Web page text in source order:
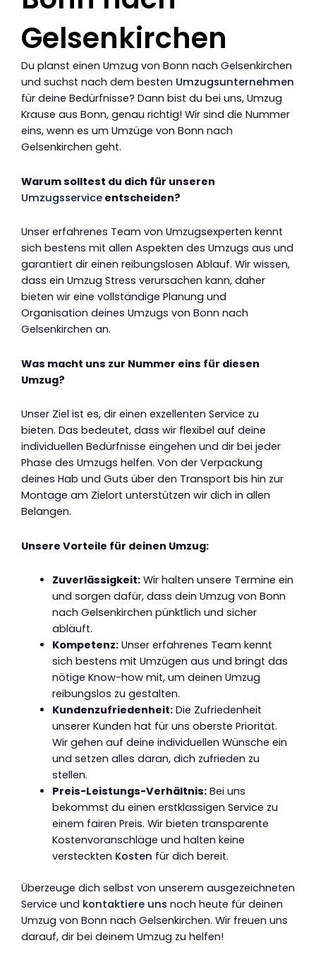
Gelsenkirchen
Du planst einen Umzug von Bonn nach Gelsenkirchen
und suchst nach dem besten Umzugsunternehmen
für deine Bedürfnisse? Dann bist du bei uns, Umzug
Krause aus Bonn, genau richtig! Wir sind die Nummer
eins, wenn es um Umzüge von Bonn nach
Gelsenkirchen geht.
Warum solltest du dich für unseren
Umzugsservice entscheiden?
Unser erfahrenes Team von Umzugsexperten kennt
sich bestens mit allen Aspekten des Umzugs aus und
garantiert dir einen reibungslosen Ablauf. Wir wissen,
dass ein Umzug Stress verursachen kann, daher
bieten wir eine vollständige Planung und
Organisation deines Umzugs von Bonn nach
Gelsenkirchen an.
Was macht uns zur Nummer eins für diesen
Umzug?
Unser Ziel ist es, dir einen exzellenten Service zu
bieten. Das bedeutet, dass wir flexibel auf deine
individuellen Bedürfnisse eingehen und dir bei jeder
Phase des Umzugs helfen. Von der Verpackung
deines Hab und Guts über den Transport bis hin zur
Montage am Zielort unterstützen wir dich in allen
Belangen.
Unsere Vorteile für deinen Umzug:
Zuverlässigkeit:Wir halten unsere Termine ein
und sorgen dafür, dass dein Umzug von Bonn
nach Gelsenkirchen pünktlich und sicher
abläuft.
Kompetenz:Unser erfahrenes Team kennt
sich bestens mit Umzügen aus und bringt das
nötige Know-how mit, um deinen Umzug
reibungslos zu gestalten.
Kundenzufriedenheit:Die Zufriedenheit
unserer Kunden hat für uns oberste Priorität.
Wir gehen auf deine individuellen Wünsche ein
und setzen alles daran, dich zufrieden zu
stellen.
Preis-Leistungs-Verhältnis:Bei uns
bekommst du einen erstklassigen Service zu
einem fairen Preis. Wir bieten transparente
Kostenvoranschläge und halten keine
versteckten Kosten für dich bereit.
Überzeuge dich selbst von unserem ausgezeichneten
Service und kontaktiere uns noch heute für deinen
Umzug von Bonn nach Gelsenkirchen. Wir freuen uns
darauf, dir bei deinem Umzug zu helfen!